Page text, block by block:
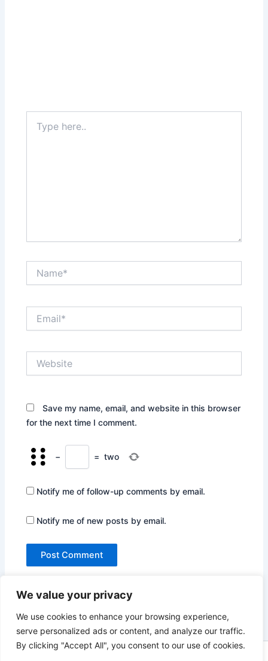
We value your privacy
We use cookies to enhance your browsing experience,
serve personalized ads or content, and analyze our traffic.
By clicking "Accept All", you consent to our use of cookies.
here..
Save my name, email, and website in this browser
for the next time I comment.
− = two
Notify me of follow-up comments by email.
Notify me of new posts by email.